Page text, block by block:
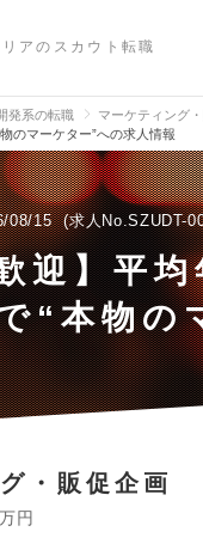
アのスカウト転職
発系の転職
マーケティング
のマーケター”への求人情報
08/15 求人No.SZUDT-
迎】平
“本物の
・販促企画
円